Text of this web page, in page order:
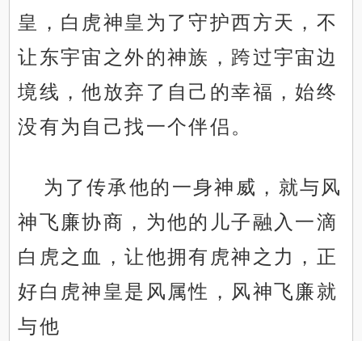
皇，白虎神皇为了守护西方天，不
让东宇宙之外的神族，跨过宇宙边
境线，他放弃了自己的幸福，始终
没有为自己找一个伴侣。
为了传承他的一身神威，就与风
神飞廉协商，为他的儿子融入一滴
白虎之血，让他拥有虎神之力，正
好白虎神皇是风属性，风神飞廉就
与他